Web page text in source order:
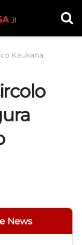
Kaukana
News